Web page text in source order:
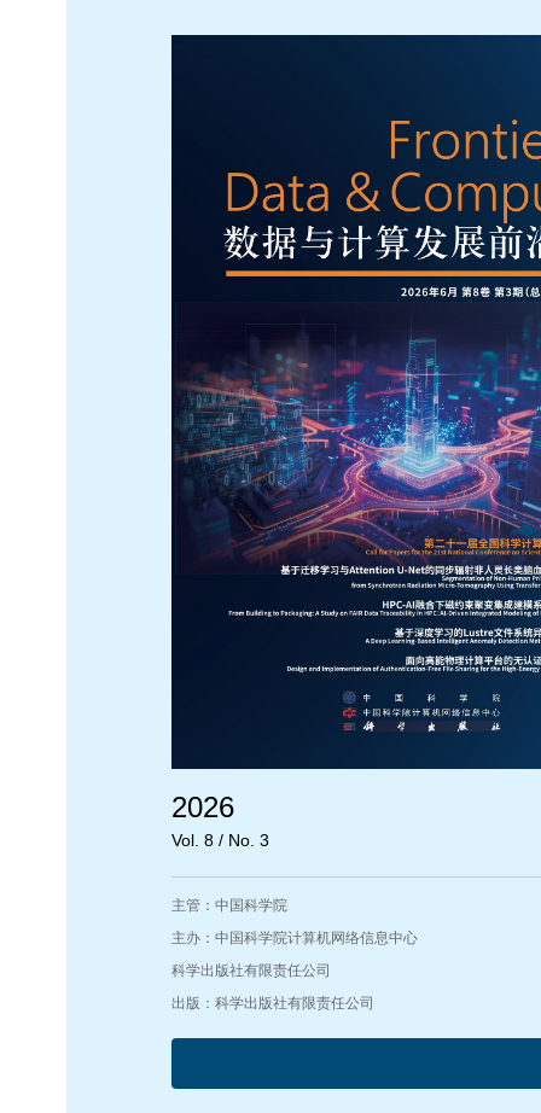
2026
Vol. 8 / No. 3
主管：中国科学院
主办：中国科学院计算机网络信息中心
科学出版社有限责任公司
出版：科学出版社有限责任公司